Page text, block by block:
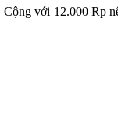
với 12.000 Rp